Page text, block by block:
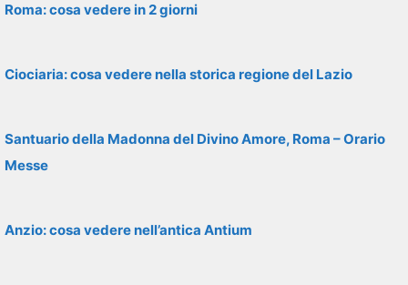
Roma: cosa vedere in 2 giorni
Ciociaria: cosa vedere nella storica regione del Lazio
Santuario della Madonna del Divino Amore, Roma – Orario
Messe
Anzio: cosa vedere nell’antica Antium